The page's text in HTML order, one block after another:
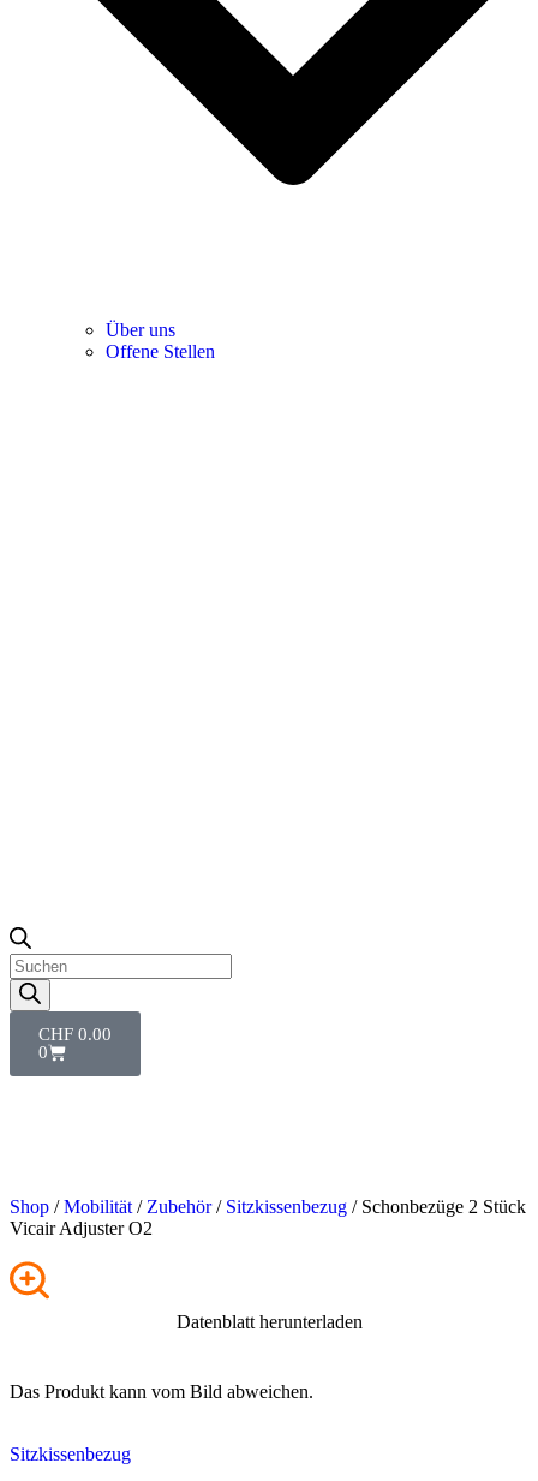
Über uns
Offene Stellen
CHF 0.00
0
Shop /Mobilität / Zubehör/ Sitzkissenbezug / Schonbezüge 2 Stück
Vicair Adjuster O2
Datenblatt herunterladen
Das Produkt kann vom Bild abweichen.
Sitzkissenbezug